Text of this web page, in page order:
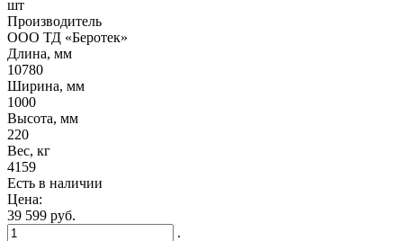
шт
Производитель
ООО ТД «Беротек»
Длина, мм
10780
Ширина, мм
1000
Высота, мм
220
Вес, кг
4159
Есть в наличии
Цена:
39 599 руб.
.